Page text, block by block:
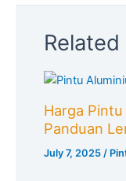
Harga
Panduan
July 7, 2025 /